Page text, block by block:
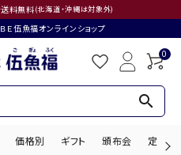
料無料(北海道・沖縄は対象外)
伍魚福オンラインショップ
0
search
価格別 ギフト 頒布会 定期購